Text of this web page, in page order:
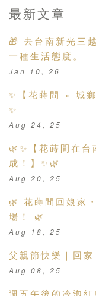
最新文章
🎁 去台南新光三
一種生活態度。
Jan 10, 26
✨【花蒔間 × 城
✨
Aug 24, 25
🌿✨【花蒔間在
成！】✨🌿
Aug 20, 25
🌿 花蒔間回娘家
場！ 🌿
Aug 18, 25
父親節快樂｜回
Aug 08, 25
週五午後的冷泡紅